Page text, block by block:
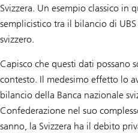
Svizzera. Un esempio classico in
semplicistico tra il bilancio di
svizzero.
Capisco che questi dati possano
contesto. Il medesimo effetto lo
bilancio della Banca nazionale
Confederazione nel suo
sanno, la Svizzera ha il debito